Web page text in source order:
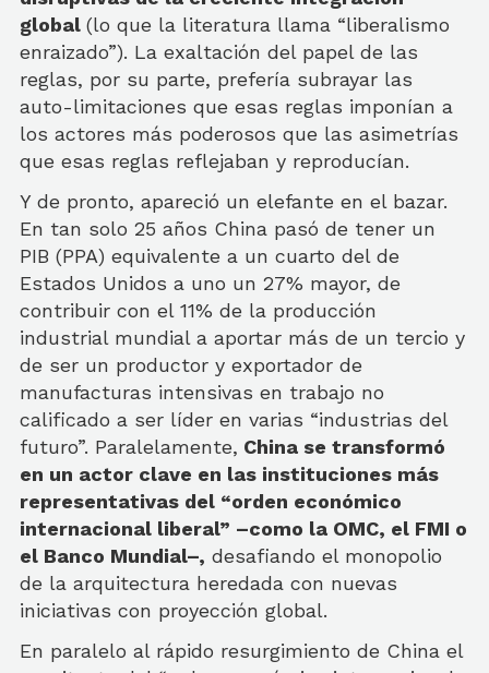
global (lo que la literatura llama “liberalismo
enraizado”). La exaltación del papel de las
reglas, por su parte, prefería subrayar las
auto-limitaciones que esas reglas imponían a
los actores más poderosos que las asimetrías
que esas reglas reflejaban y reproducían.
Y de pronto, apareció un elefante en el bazar.
En tan solo 25 años China pasó de tener un
PIB (PPA) equivalente a un cuarto del de
Estados Unidos a uno un 27% mayor, de
contribuir con el 11% de la producción
industrial mundial a aportar más de un tercio y
de ser un productor y exportador de
manufacturas intensivas en trabajo no
calificado a ser líder en varias “industrias del
futuro”. Paralelamente, China se transformó
en un actor clave en las instituciones más
representativas del “orden económico
internacional liberal” –como la OMC, el FMI o
el Banco Mundial–, desafiando el monopolio
de la arquitectura heredada con nuevas
iniciativas con proyección global.
En paralelo al rápido resurgimiento de China el